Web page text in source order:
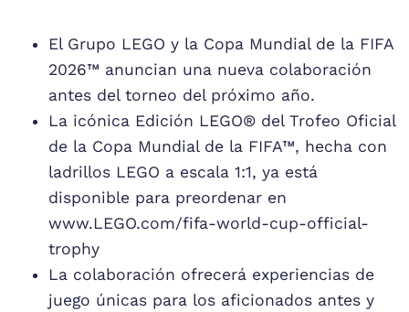
El Grupo LEGO y la Copa Mundial de la FIFA
2026™ anuncian una nueva colaboración
antes del torneo del próximo año.
La icónica Edición LEGO® del Trofeo Oficial
de la Copa Mundial de la FIFA™, hecha con
ladrillos LEGO a escala 1:1, ya está
disponible para preordenar en
www.LEGO.com/fifa-world-cup-official-
trophy
La colaboración ofrecerá experiencias de
juego únicas para los aficionados antes y